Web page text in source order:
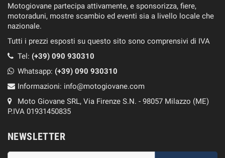
Motogiovane partecipa attivamente, e sponsorizza, fiere,
motoraduni, mostre scambio ed eventi sia a livello locale che
nazionale.
Tutti i prezzi esposti su questo sito sono comprensivi di IVA
Tel: (+39) 090 930310
Whatsapp: (+39) 090 930310
Informazioni: info@motogiovane.com
Moto Giovane SRL, Via Firenze S.N. - 98057 Milazzo (ME)
P.IVA 01931450835
NEWSLETTER